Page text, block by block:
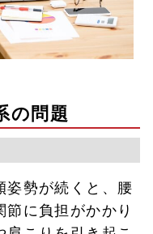
の問題
姿勢が続くと、腰
に負担がかかり